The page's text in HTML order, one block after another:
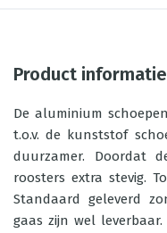
Product informatie
De aluminium
t.o.v. de kunststof
duurzamer. Doordat
roosters extra stevig.
Standaard geleverd
gaas zijn wel